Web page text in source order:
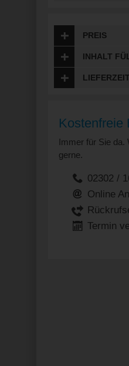
PREIS
INHALT
LIEFERZEIT
Kostenfreie
Immer für Sie da.
gerne.
02302 /
Online
Termin